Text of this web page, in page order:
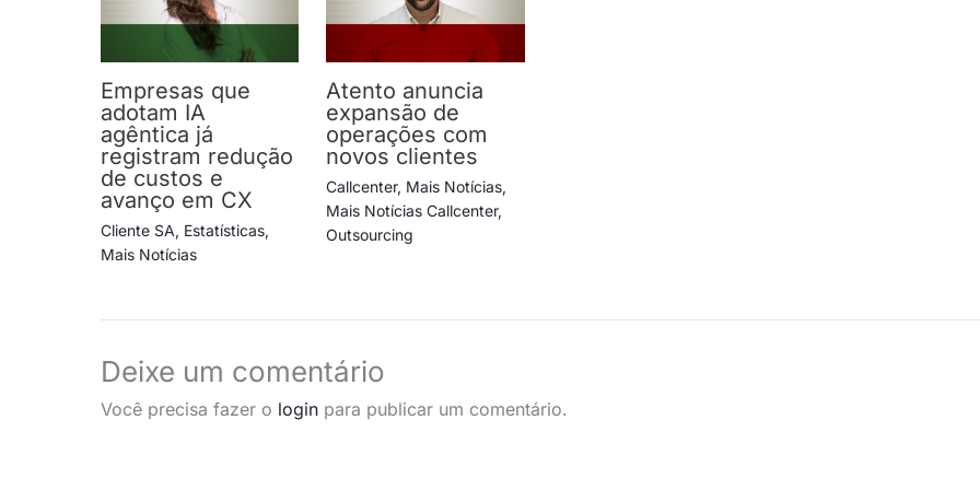
Empresas que
adotam IA
agêntica já
registram redução
de custos e
avanço em CX
Cliente SA, Estatísticas,
Mais Notícias
Atento anuncia
expansão de
operações com
novos clientes
Callcenter, Mais Notícias,
Mais Notícias Callcenter,
Outsourcing
Deixe um comentário
Você precisa fazer o login para publicar um comentário.